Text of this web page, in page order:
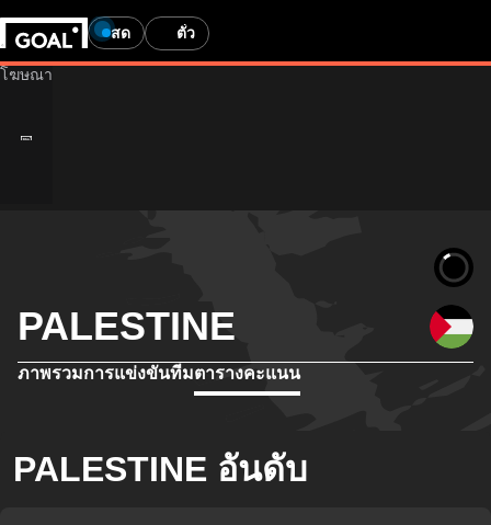
สด ตั๋ว
PALESTINE
ภาพรวมการแข่งขันทีมตารางคะแนน
PALESTINE อันดับ